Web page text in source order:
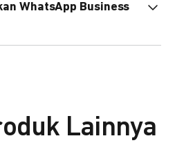
Bisa juga pakai nomor
dimiliki sendiri, atau dari
Bisnis terverifikasi juga
WhatsApp Business
Lainnya